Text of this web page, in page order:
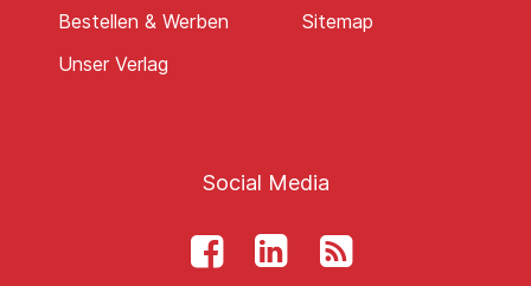
Bestellen & Werben
Unser Verlag
Sitemap
Social Media